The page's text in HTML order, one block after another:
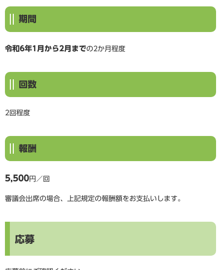
期間
令和6年1月から2月までの2か月程度
回数
2回程度
報酬
5,500円／回
審議会出席の場合、上記規定の報酬額をお支払いします。
応募